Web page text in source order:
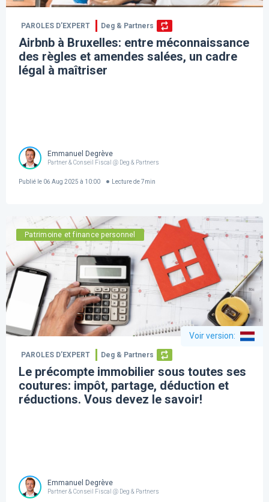
PAROLES D’EXPERT Deg & Partners
Airbnb à Bruxelles: entre méconnaissance
des règles et amendes salées, un cadre
légal à maîtriser
Emmanuel Degrève
Partner & Conseil Fiscal @ Deg & Partners
Publié le 06 Aug 2025 à 10:00 Lecture de 7min
Patrimoine et finance personnel
Voir version:
PAROLES D’EXPERT Deg & Partners
Le précompte immobilier sous toutes ses
coutures: impôt, partage, déduction et
réductions. Vous devez le savoir!
Emmanuel Degrève
Partner & Conseil Fiscal @ Deg & Partners